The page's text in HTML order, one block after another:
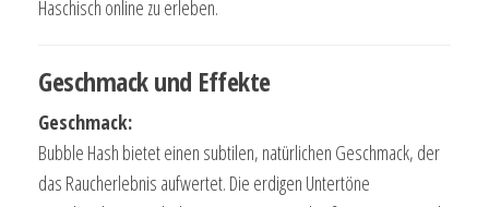
Haschisch online zu erleben.
Geschmack und Effekte
Geschmack:
Bubble Hash bietet einen subtilen, natürlichen Geschmack, der
das Raucherlebnis aufwertet. Die erdigen Untertöne